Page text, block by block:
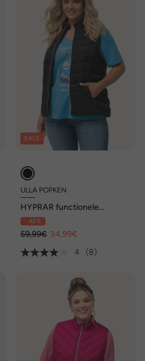
SALE
ULLA POPKEN
HYPRAR functionele
doorgestikte bodywarmer,
waterafstotend, ritszakken
- 42%
59,99€ 34,99€
4
(8)